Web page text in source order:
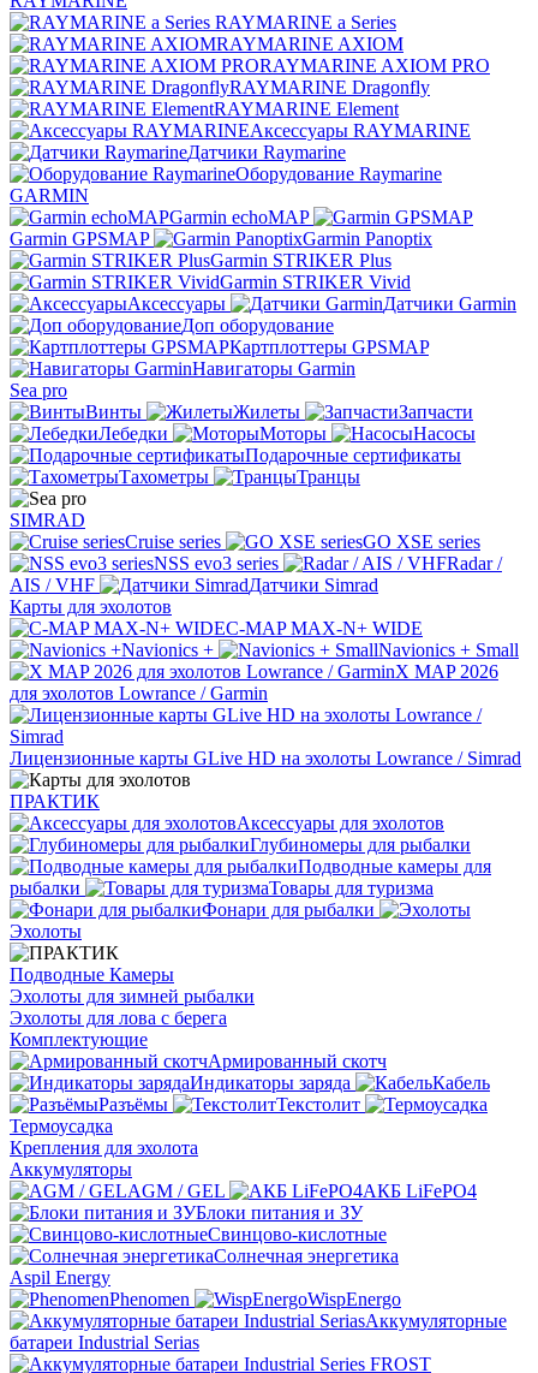
RAYMARINE a Series
RAYMARINE AXIOM
RAYMARINE AXIOM PRO
RAYMARINE Dragonfly
RAYMARINE Element
Аксессуары RAYMARINE
Датчики Raymarine
Оборудование Raymarine
GARMIN
Garmin echoMAP
Garmin GPSMAP
Garmin Panoptix
Garmin STRIKER Plus
Garmin STRIKER Vivid
Аксессуары
Датчики Garmin
Доп оборудование
Картплоттеры GPSMAP
Навигаторы Garmin
Sea pro
Винты
Жилеты
Запчасти
Лебедки
Моторы
Насосы
Подарочные сертификаты
Тахометры
Транцы
SIMRAD
Cruise series
GO XSE series
NSS evo3 series
Radar /
AIS / VHF
Датчики Simrad
Карты для эхолотов
C-MAP MAX-N+ WIDE
Navionics +
Navionics + Small
X MAP 2026
для эхолотов Lowrance / Garmin
Лицензионные карты GLive HD на эхолоты Lowrance / Simrad
ПРАКТИК
Аксессуары для эхолотов
Глубиномеры для рыбалки
Подводные камеры для
рыбалки
Товары для туризма
Фонари для рыбалки
Эхолоты
Подводные Камеры
Эхолоты для зимней рыбалки
Эхолоты для лова с берега
Комплектующие
Армированный скотч
Индикаторы заряда
Кабель
Разъёмы
Текстолит
Термоусадка
Крепления для эхолота
Аккумуляторы
AGM / GEL
АКБ LiFePO4
Блоки питания и ЗУ
Свинцово-кислотные
Солнечная энергетика
Aspil Energy
Phenomen
WispEnergo
Аккумуляторные
батареи Industrial Serias